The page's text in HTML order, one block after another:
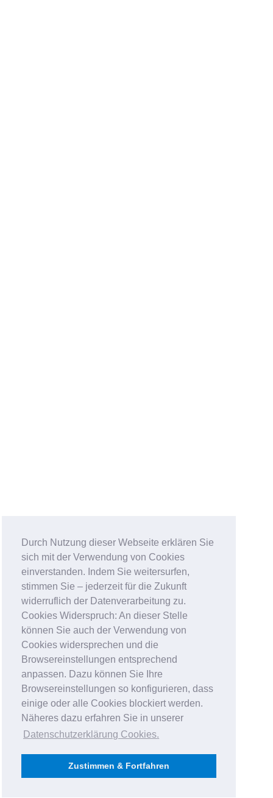
Durch Nutzung dieser Webseite erklären Sie
sich mit der Verwendung von Cookies
einverstanden. Indem Sie weitersurfen,
stimmen Sie – jederzeit für die Zukunft
widerruflich der Datenverarbeitung zu.
Cookies Widerspruch: An dieser Stelle
können Sie auch der Verwendung von
Cookies widersprechen und die
Browsereinstellungen entsprechend
anpassen. Dazu können Sie Ihre
Browsereinstellungen so konfigurieren, dass
einige oder alle Cookies blockiert werden.
Näheres dazu erfahren Sie in unserer
Datenschutzerklärung Cookies.
Zustimmen & Fortfahren